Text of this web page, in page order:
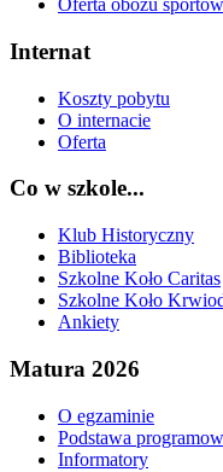
Oferta obozu
Internat
Koszty pobytu
O internacie
Oferta
Co w szkole...
Klub Historyczny
Biblioteka
Szkolne Koło Caritas
Szkolne Koło
Ankiety
Matura 2026
O egzaminie
Podstawa
Informatory